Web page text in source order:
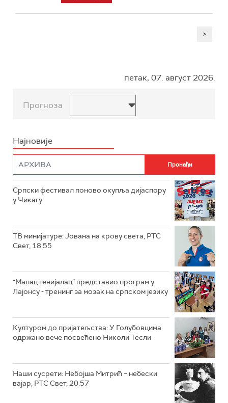
>
петак, 07. август 2026.
Прогноза
Најновије
Српски фестивал поново окупља дијаспору
у Чикагу
ТВ минијатуре: Јована на крову света, РТС
Свет, 18.55
"Малац генијалац“ представио програм у
Лајонсу - тренинг за мозак на српском језику
Културом до пријатељства: У Голубовцима
одржано вече посвећено Николи Тесли
Наши сусрети: Небојша Митрић – небески
вајар, РТС Свет, 20.57